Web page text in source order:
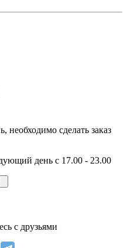
необходимо сделать заказ
день с 17.00 - 23.00
с друзьями